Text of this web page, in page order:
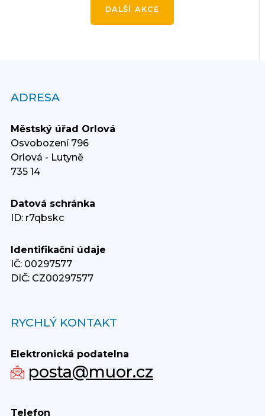
DALŠÍ AKCE
ADRESA
Městský úřad Orlová
Osvobození 796
Orlová - Lutyně
735 14
Datová schránka
ID: r7qbskc
Identifikační údaje
IČ: 00297577
DIČ: CZ00297577
RYCHLÝ KONTAKT
Elektronická podatelna
posta@muor.cz
Telefon